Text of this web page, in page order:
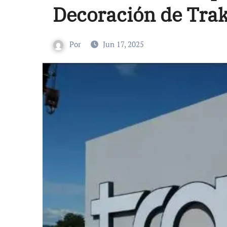
Decoración de
Por Jun 17, 2025